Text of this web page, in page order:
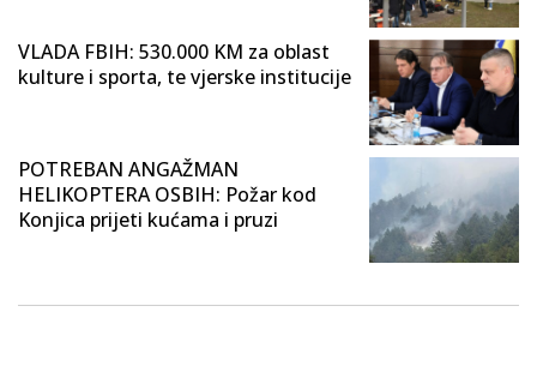
VLADA FBIH: 530.000 KM za oblast
kulture i sporta, te vjerske institucije
POTREBAN ANGAŽMAN
HELIKOPTERA OSBIH: Požar kod
Konjica prijeti kućama i pruzi